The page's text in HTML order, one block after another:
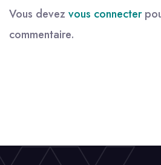
Vous devez vous connecter
commentaire.